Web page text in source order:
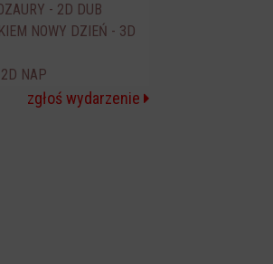
- 2D DUB
NOWY DZIEŃ - 3D
NAP
zgłoś wydarzenie